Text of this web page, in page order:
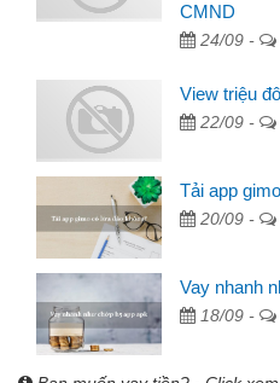
CMND
24/09 -
View triệu
22/09 -
Tải app
20/09 -
Vay nhanh
18/09 -